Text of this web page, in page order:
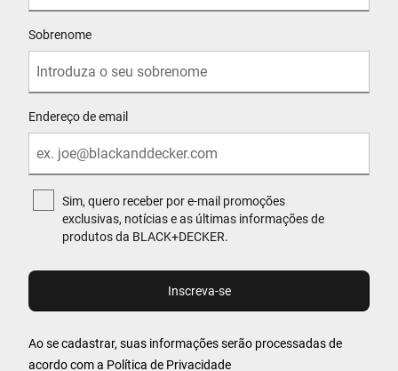
Sobrenome
Endereço de email
Sim, quero receber por e-mail promoções
exclusivas, notícias e as últimas informações de
produtos da BLACK+DECKER.
Ao se cadastrar, suas informações serão processadas de
acordo com a Política de Privacidade